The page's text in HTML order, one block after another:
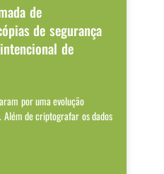
de
de segurança
de
por uma evolução
de criptografar os dados